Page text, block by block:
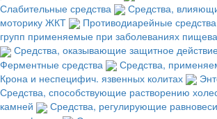
Слабительные средства
Средства,
моторику ЖКТ
Противодиарейные средства
групп применяемые при заболеваниях
Средства, оказывающие защитное
Ферментные средства
Средства,
Крона и неспецифич. язвенных колитах
Средства, способствующие растворению
камней
Средства, регулирующие